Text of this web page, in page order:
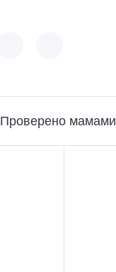
Проверено мамами